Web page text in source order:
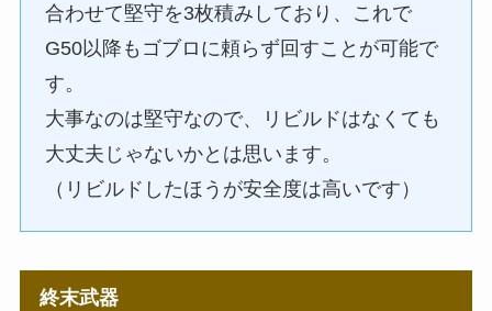
合わせて堅守を3枚積みしており、これで
G50以降もゴブロに頼らず回すことが可能で
す。
大事なのは堅守なので、リビルドはなくても
大丈夫じゃないかとは思います。
（リビルドしたほうが安全度は高いです）
終末武器